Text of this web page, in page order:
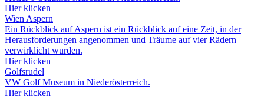
Hier klicken
Wien Aspern
Ein Rückblick auf Aspern ist ein Rückblick auf eine Zeit, in der
Herausforderungen angenommen und Träume auf vier Rädern
verwirklicht wurden.
Hier klicken
Golfsrudel
VW Golf Museum in Niederösterreich.
Hier klicken